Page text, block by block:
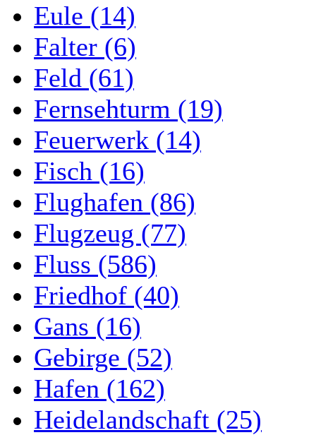
Eule (14)
Falter (6)
Feld (61)
Fernsehturm (19)
Feuerwerk (14)
Fisch (16)
Flughafen (86)
Flugzeug (77)
Fluss (586)
Friedhof (40)
Gans (16)
Gebirge (52)
Hafen (162)
Heidelandschaft (25)